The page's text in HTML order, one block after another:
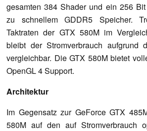
gesamten 384 Shader und ein 256
zu schnellem GDDR5 Speicher.
Taktraten der GTX 580M im
bleibt der Stromverbrauch aufgrund
vergleichbar. Die GTX 580M bietet
OpenGL 4 Support.
Architektur
Im Gegensatz zur GeForce GTX
580M auf den auf Stromverbrauch